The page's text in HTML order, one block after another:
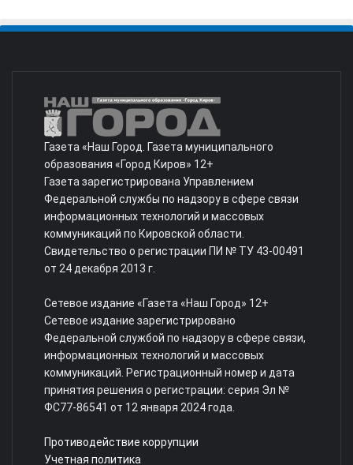
Газета «Наш Город. Газета муниципального
образования «Город Киров» 12+
Газета зарегистрирована Управлением
Федеральной службы по надзору в сфере связи
информационных технологий и массовых
коммуникаций по Кировской области.
Свидетельство о регистрации ПИ № ТУ 43-00491
от 24 декабря 2013 г.
Сетевое издание «Газета «Наш Город» 12+
Сетевое издание зарегистрировано
Федеральной службой по надзору в сфере связи,
информационных технологий и массовых
коммуникаций. Регистрационный номер и дата
принятия решения о регистрации: серия Эл №
ФС77-86541 от 12 января 2024 года.
Противодействие коррупции
Учетная политика